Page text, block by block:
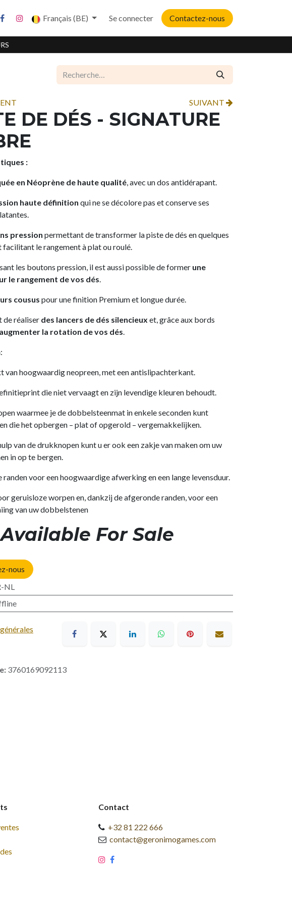
Français (BE) Se connecter Contactez-nous
SUIVANT
DE DÉS - SIGNATURE
:
en Néoprène de haute qualité, avec un dos antidérapant.
haute définition qui ne se décolore pas et conserve ses
pression permettant de transformer la piste de dés en quelques
facilitant le rangement à plat ou roulé.
les boutons pression, il est aussi possible de former une
le rangement de vos dés.
cousus pour une finition Premium et longue durée.
réaliser des lancers de dés silencieux et, grâce aux bords
la rotation de vos dés.
hoogwaardig neopreen, met een antislipachterkant.
die niet vervaagt en zijn levendige kleuren behoudt.
waarmee je de dobbelsteenmat in enkele seconden kunt
die het opbergen – plat of opgerold – vergemakkelijken.
van de drukknopen kunt u er ook een zakje van maken om uw
in op te bergen.
voor een hoogwaardige afwerking en een lange levensduur.
geruisloze worpen en, dankzij de afgeronde randen, voor een
van uw dobbelstenen
For Sale
nous
NL
3760169092113
Contact
+32 81 222 666
contact@geronimogames.com